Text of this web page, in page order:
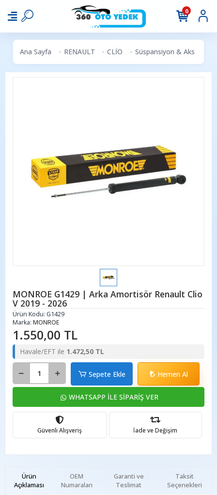
0
Ana Sayfa RENAULT CLİO Süspansiyon & Aks
MONROE G1429 | Arka Amortisör Renault Clio
V 2019 - 2026
Ürün Kodu: G1429
Marka: MONROE
1.550,00 TL
Havale/EFT ile 1.472,50 TL
Sepete Ekle Hemen Al
WHATSAPP İLE SİPARİŞ VER
Güvenli Alışveriş İade ve Değişim
Ürün
Açıklaması
Garanti ve
Teslimat
Taksit
Seçenekleri
OEM
Numaraları